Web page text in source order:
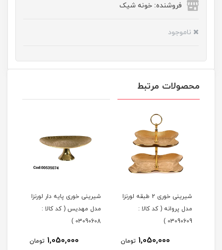
فروشنده: خونه شیک
ناموجود
محصولات مرتبط
شیرینی خوری 2 طبقه لورنزا
مدل پروانه ( کد کالا :
03090609 )
1,050,000 تومان
شیرینی خوری پایه دار لورنزا
مدل مهدیس ( کد کالا :
03090608 )
1,050,000 تومان